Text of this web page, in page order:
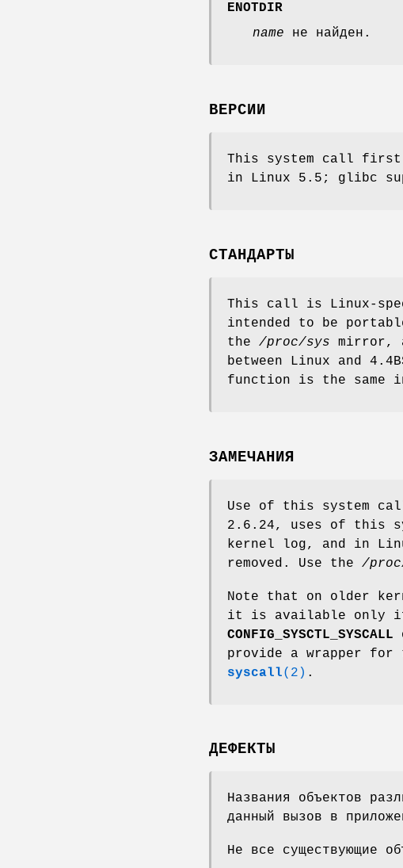
ENOTDIR
name не найден.
ВЕРСИИ
This system call first
in Linux 5.5; glibc
СТАНДАРТЫ
This call is Linux-
intended to be
the /proc/sys mirror,
between Linux and
function is the same
ЗАМЕЧАНИЯ
Use of this system
2.6.24, uses of this
kernel log, and in
removed. Use the /
Note that on older
it is available only if
CONFIG_SYSCTL_SYSCALL
provide a wrapper
syscall(2) .
ДЕФЕКТЫ
Названия объектов
данный вызов в
Не все существующие